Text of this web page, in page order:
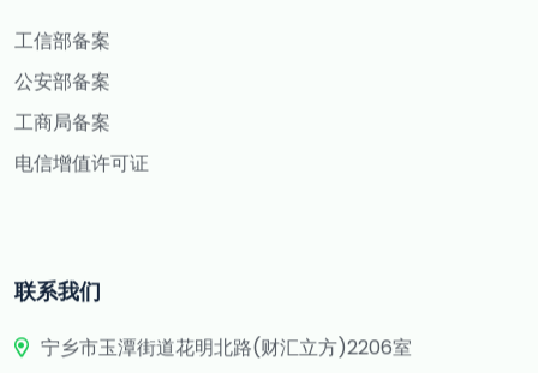
工信部备案
公安部备案
工商局备案
电信增值许可证
联系我们
宁乡市玉潭街道花明北路(财汇立方)2206室